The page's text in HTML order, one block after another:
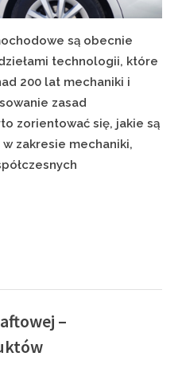
są obecnie
technologii, które
200 lat mechaniki i
zasad
zorientować się, jakie są
zakresie mechaniki,
–